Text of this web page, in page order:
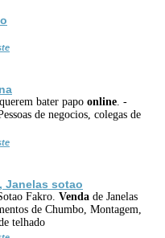
bater papo online . -
de negocios, colegas de
Janelas sotao
Fakro. Venda de Janelas
de Chumbo, Montagem,
telhado